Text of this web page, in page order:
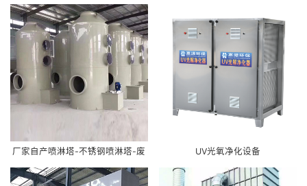
厂家自产喷淋塔-不锈钢喷淋塔-废
气处理工艺-PP喷淋塔
UV光氧净化设备